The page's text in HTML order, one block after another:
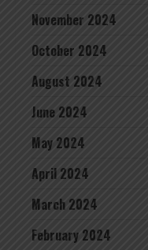
November 2024
October 2024
August 2024
June 2024
May 2024
April 2024
March 2024
February 2024